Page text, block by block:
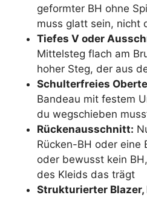
geformter BH ohne
muss glatt sein, nicht
Tiefes V oder
Mittelsteg flach am
hoher Steg, der aus
Schulterfreies
Bandeau mit festem
du wegschieben
Rückenausschnitt:
Rücken-BH oder eine
oder bewusst kein
des Kleids das trägt
Strukturierter Blazer,